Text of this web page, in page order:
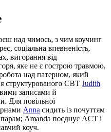
над чимось, з чим коучинг
соціальна впевненість,
вигорання від
яке не є гострою травмою,
над патерном, який
структурованого CBT Judith
записами й
Для повільної
Anna сидить із почуттям
Amanda поєднує ACT і
коуч.